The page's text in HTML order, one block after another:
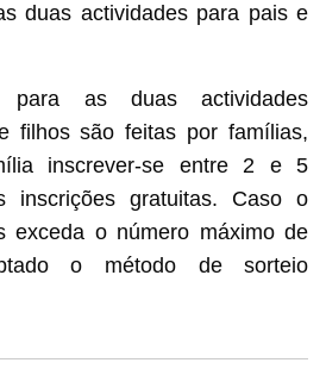
duas actividades para pais e
para as duas actividades
filhos são feitas por famílias,
inscrever-se entre 2 e 5
inscrições gratuitas. Caso o
exceda o número máximo de
o método de sorteio